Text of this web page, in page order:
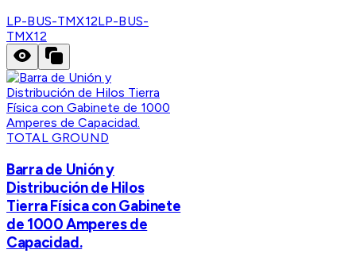
LP-BUS-TMX12LP-BUS-
TMX12
TOTAL GROUND
Barra de Unión y
Distribución de Hilos
Tierra Física con Gabinete
de 1000 Amperes de
Capacidad.